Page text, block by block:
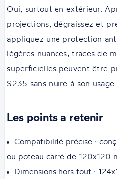
Oui, surtout en extérieur.
projections, dégraissez et
appliquez une protection
légères nuances, traces de
superficielles peuvent être
S235 sans nuire à son usage.
Les points a retenir
Compatibilité précise :
ou poteau carré de 120x120
Dimensions hors tout :